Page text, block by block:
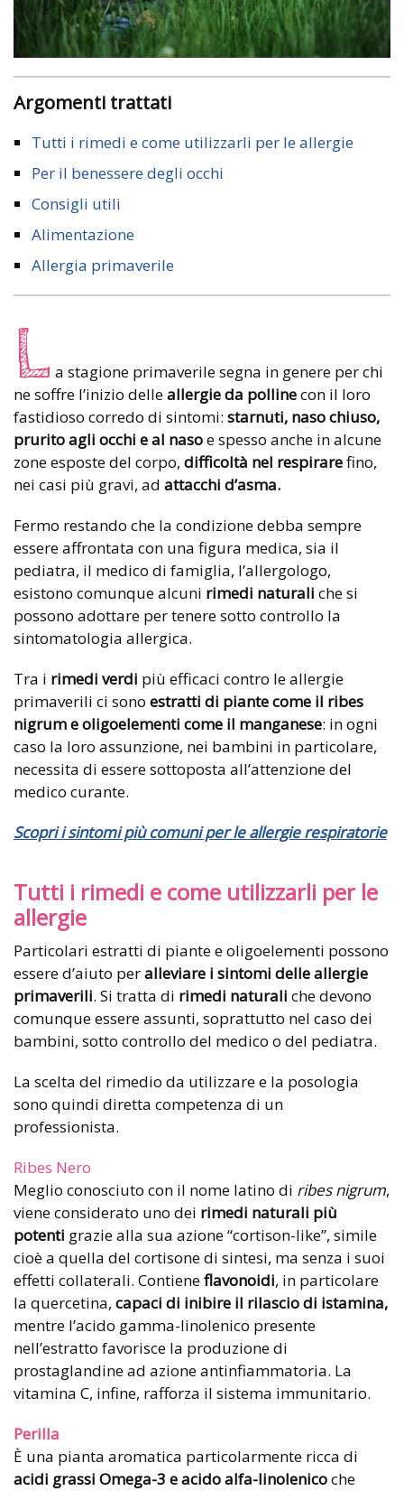
Argomenti trattati
Tutti i rimedi e come utilizzarli per le allergie
Per il benessere degli occhi
Consigli utili
Alimentazione
Allergia primaverile
L a stagione primaverile segna in genere per chi
ne soffre l’inizio delleallergieda pollinecon il loro
fastidioso corredo di sintomi: starnuti, naso chiuso,
prurito agli occhi e al nasoe spesso anche in alcune
zone esposte del corpo, difficoltà nel respirarefino,
nei casi più gravi, ad attacchi d’asma.
Fermo restando che la condizione debba sempre
essere affrontata con una figura medica, sia il
pediatra, il medico di famiglia, l’allergologo,
esistono comunque alcuni rimedi naturali che si
possono adottare per tenere sotto controllo la
sintomatologia allergica.
Tra i rimedi verdi più efficaci contro le allergie
primaverili ci sono estratti di piante come il ribes
nigrum e oligoelementi come il manganese: in ogni
caso la loro assunzione, nei bambini in particolare,
necessita di essere sottoposta all’attenzione del
medico curante.
Scopri i sintomi più comuni per le allergie respiratorie
Tutti i rimedi e come utilizzarli per le
allergie
Particolari estratti di piante e oligoelementi possono
essere d’aiuto peralleviare i sintomi delle allergie
primaverili. Si tratta di rimedi naturali che devono
comunque essere assunti, soprattutto nel caso dei
bambini, sotto controllo del medico o del pediatra.
La scelta del rimedio da utilizzare e la posologia
sono quindi diretta competenza di un
professionista.
Ribes Nero
Meglio conosciuto con il nome latino di ribes nigrum,
viene considerato uno dei rimedi naturali più
potenti grazie alla sua azione “cortison-like”, simile
cioè a quella del cortisone di sintesi, ma senza i suoi
effetti collaterali. Contieneflavonoidi, in particolare
la quercetina, capaci di inibire il rilascio di istamina,
mentre l’acido gamma-linolenico presente
nell’estratto favorisce la produzione di
prostaglandine ad azione antinfiammatoria. La
vitamina C, infine, rafforza il sistema immunitario.
Perilla
È una pianta aromatica particolarmente ricca di
acidi grassi Omega-3 e acido alfa-linolenicoche